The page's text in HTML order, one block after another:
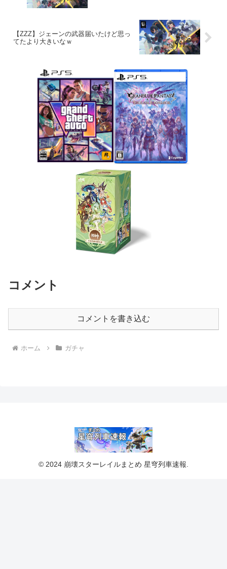
【ZZZ】ジェーンの武器届いたけど思っ
てたより大きいなｗ
コメント
コメントを書き込む
ホーム ガチャ
© 2024 崩壊スターレイルまとめ 星穹列車速報.